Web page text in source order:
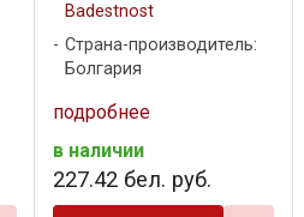
Badestnost
Страна-производитель:
Болгария
подробнее
в наличии
227.42 бел. руб.